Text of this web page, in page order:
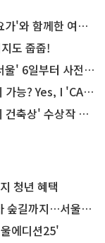
께한 여름밤 힐링
도 줍줍!
일부터 사전 예약
능? Yes, I 'CAN'
상' 수상작 공개!
청년 혜택
서울둘레길 15코스
에디션25'